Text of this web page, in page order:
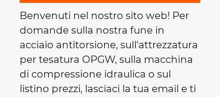
Benvenuti nel nostro sito web! Per
domande sulla nostra fune in
acciaio antitorsione, sull'attrezzatura
per tesatura OPGW, sulla macchina
di compressione idraulica o sul
listino prezzi, lasciaci la tua email e ti